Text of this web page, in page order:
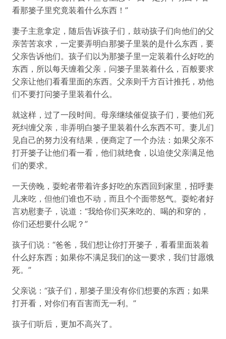
看那篓子里究竟装着什么东西！”
妻子主意拿定，随后告诉孩子们，鼓动孩子们向他们的父
亲苦苦哀求，一定要弄明白那篓子里装的是什么东西，要
父亲告诉他们。孩子们以为那篓子里一定装着什么好吃的
东西，所以每天缠着父亲，问篓子里装着什么，百般要求
父亲让他们看看里面的东西。父亲则千方百计推托，劝他
们不要打问篓子里装着什么。
就这样，过了一段时间。母亲继续催促孩子们，要他们死
死纠缠父亲，非弄明白篓子里装着什么东西不可。妻儿们
见自己的努力没有结果，便商定了一个办法：如果父亲不
打开篓子让他们看一看，他们就绝食，以迫使父亲满足他
们的要求。
一天傍晚，耍蛇者带着许多好吃的东西回到家里，招呼妻
儿来吃，但他们谁也不动，而且个个面带怒气。耍蛇者好
言劝慰妻子，说道：“我给你们买来吃的、喝的和穿的，
你们还想要什么呢？”
孩子们说：“爸爸，我们想让你打开篓子，看看里面装着
什么好东西；如果你不满足我们的这一要求，我们甘愿饿
死。”
父亲说：“孩子们，那篓子里没有你们想要的东西；如果
打开看，对你们有百害而无一利。”
孩子们听后，更加不高兴了。